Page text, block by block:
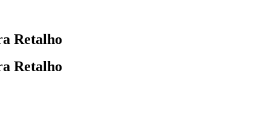
Retalho
Retalho